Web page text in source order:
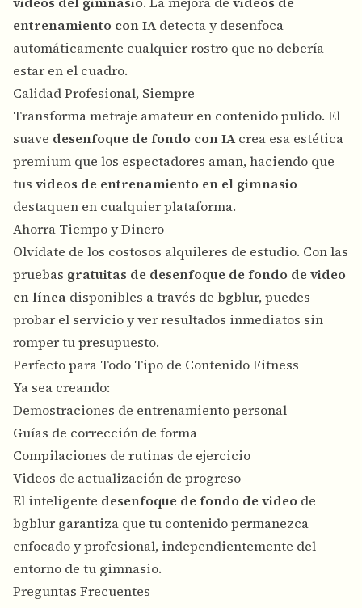
entrenamiento con IAdetecta y desenfoca
automáticamente cualquier rostro que no debería
estar en el cuadro.
Calidad Profesional, Siempre
Transforma metraje amateur en contenido pulido. El
suave desenfoque de fondo con IAcrea esa estética
premium que los espectadores aman, haciendo que
tus videos de entrenamiento en el gimnasio
destaquen en cualquier plataforma.
Ahorra Tiempo y Dinero
Olvídate de los costosos alquileres de estudio. Con las
pruebas gratuitas de desenfoque de fondo de video
en línea disponibles a través de bgblur, puedes
probar el servicio y ver resultados inmediatos sin
romper tu presupuesto.
Perfecto para Todo Tipo de Contenido Fitness
Ya sea creando:
Demostraciones de entrenamiento personal
Guías de corrección de forma
Compilaciones de rutinas de ejercicio
Videos de actualización de progreso
El inteligente desenfoque de fondo de video de
bgblur garantiza que tu contenido permanezca
enfocado y profesional, independientemente del
entorno de tu gimnasio.
Preguntas Frecuentes